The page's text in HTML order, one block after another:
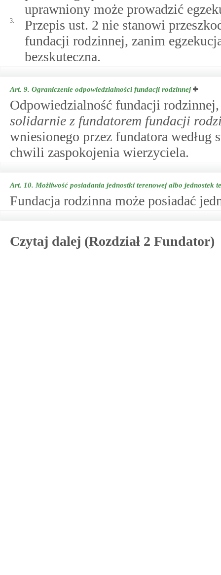
uprawniony może prowadzić
3.
Przepis ust. 2 nie stanowi
fundacji rodzinnej, zanim
bezskuteczna.
Art. 9. Ograniczenie odpowiedzialności fundacji rodzinnej
Odpowiedzialność fundacji
solidarnie z fundatorem fundacji
wniesionego przez fundatora według
chwili zaspokojenia wierzyciela.
Art. 10. Możliwość posiadania jednostki terenowej albo jednostek
Fundacja rodzinna może posiadać
Czytaj dalej (Rozdział 2 Fundator)